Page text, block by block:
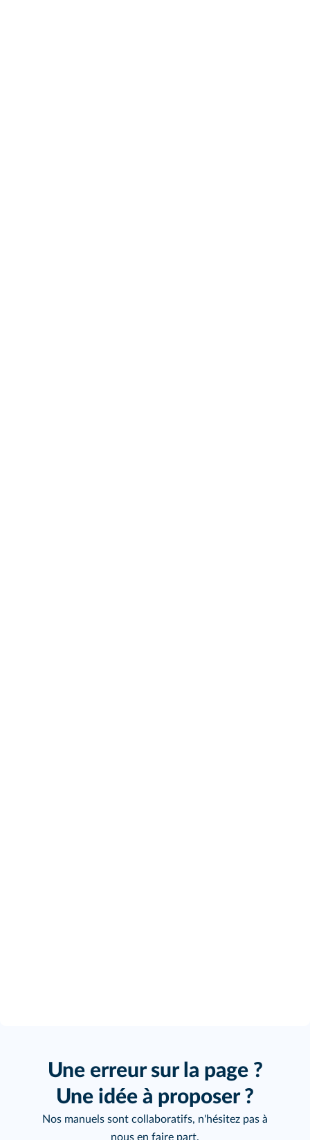
Une erreur sur la page ?
Une idée à proposer ?
Nos manuels sont collaboratifs, n'hésitez pas à
nous en faire part.